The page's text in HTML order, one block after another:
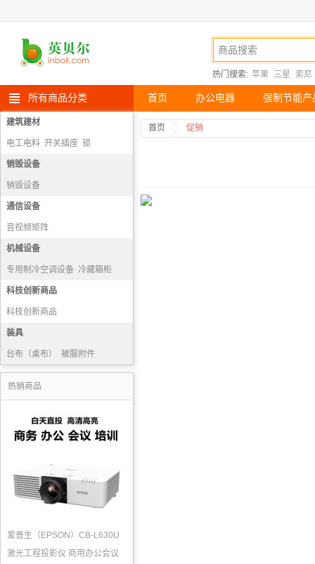
热门搜索: 苹果 三星 索尼
所有商品分类 首页 办公电器 强制节能产
建筑建材
电工电料 开关插座 锁
头部防护
销毁设备
销毁设备
通信设备
音视频矩阵
视频会议多点控制器
视频会议系统及会议室音频系统
视频会议会议室终端
机械设备
专用制冷空调设备 冷藏箱柜
空调机组
科技创新商品
科技创新商品
装具
台布（桌布） 被服附件
毛巾被 普通服装
热销商品
爱普生（EPSON）CB-L630U
激光工程投影仪 商用办公会议
首页 促销